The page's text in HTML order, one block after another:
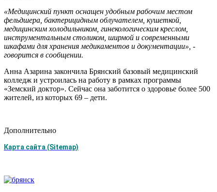
«Медицинский пункт оснащен удобным рабочим местом
фельдшера, бактерицидным облучателем, кушеткой,
медицинским холодильником, гинекологическим креслом,
инструментальным столиком, ширмой и современными
шкафами для хранения медикаментов и документации», -
говорится в сообщении.
Анна Азарина закончила Брянский базовый медицинский
колледж и устроилась на работу в рамках программы
«Земский доктор». Сейчас она заботится о здоровье более 500
жителей, из которых 69 – дети.
Дополнительно
Карта сайта (Sitemap)